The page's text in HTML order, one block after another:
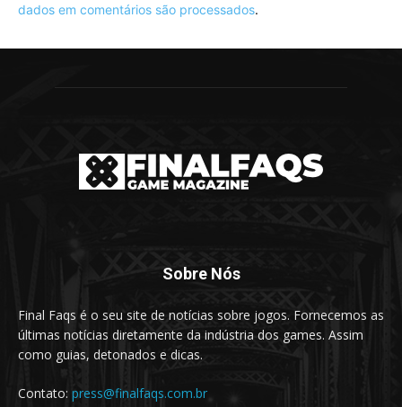
dados em comentários são processados.
Sobre Nós
Final Faqs é o seu site de notícias sobre jogos. Fornecemos as
últimas notícias diretamente da indústria dos games. Assim
como guias, detonados e dicas.
Contato: press@finalfaqs.com.br